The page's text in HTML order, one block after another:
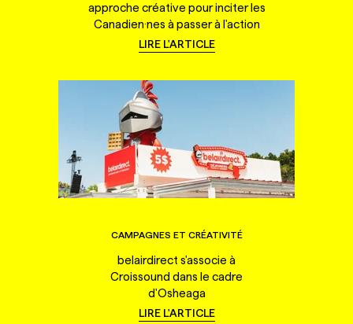
approche créative pour inciter les
Canadien·nes à passer à l'action
LIRE L'ARTICLE
CAMPAGNES ET CRÉATIVITÉ
belairdirect s'associe à
Croissound dans le cadre
d'Osheaga
LIRE L'ARTICLE